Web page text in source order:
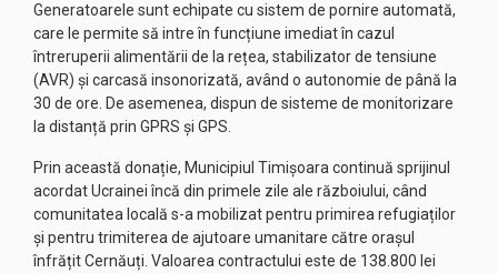
Generatoarele sunt echipate cu sistem de pornire automată,
care le permite să intre în funcțiune imediat în cazul
întreruperii alimentării de la rețea, stabilizator de tensiune
(AVR) și carcasă insonorizată, având o autonomie de până la
30 de ore. De asemenea, dispun de sisteme de monitorizare
la distanță prin GPRS și GPS.
Prin această donație, Municipiul Timișoara continuă sprijinul
acordat Ucrainei încă din primele zile ale războiului, când
comunitatea locală s-a mobilizat pentru primirea refugiaților
și pentru trimiterea de ajutoare umanitare către orașul
înfrățit Cernăuți. Valoarea contractului este de 138.800 lei